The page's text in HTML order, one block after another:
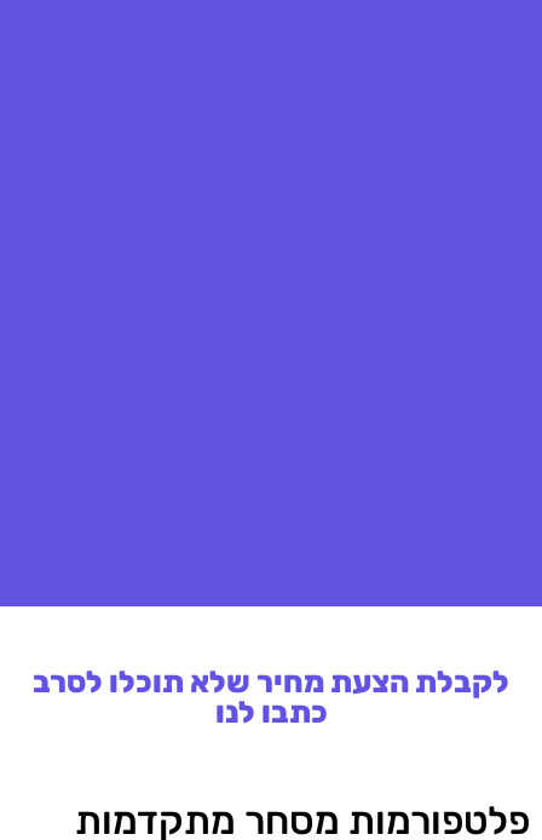
לקבלת הצעת מחיר שלא תוכלו לסרב
כתבו לנו
פלטפורמות מסחר מתקדמות